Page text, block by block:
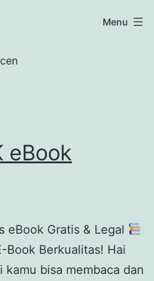
Menu
eBook
eBook Gratis & Legal
Book Berkualitas! Hai
kamu bisa membaca dan